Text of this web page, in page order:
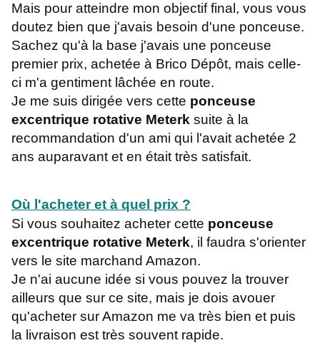
Mais pour atteindre mon objectif final, vous vous
doutez bien que j'avais besoin d'une ponceuse.
Sachez qu'à la base j'avais une ponceuse
premier prix, achetée à Brico Dépôt, mais celle-
ci m'a gentiment lâchée en route.
Je me suis dirigée vers cette ponceuse
excentrique rotative Meterk suite à la
recommandation d'un ami qui l'avait achetée 2
ans auparavant et en était très satisfait.
Où l'acheter et à quel prix ?
Si vous souhaitez acheter cette ponceuse
excentrique rotative Meterk, il faudra s'orienter
vers le site marchand Amazon.
Je n'ai aucune idée si vous pouvez la trouver
ailleurs que sur ce site, mais je dois avouer
qu'acheter sur Amazon me va très bien et puis
la livraison est très souvent rapide.